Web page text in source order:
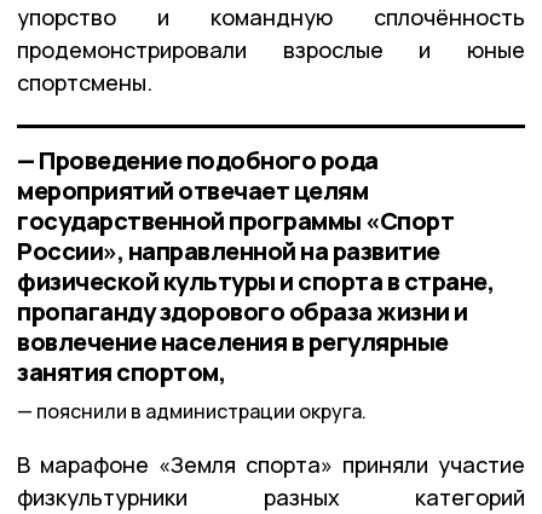
упорство и командную сплочённость
продемонстрировали взрослые и юные
спортсмены.
— Проведение подобного рода
мероприятий отвечает целям
государственной программы «Спорт
России», направленной на развитие
физической культуры и спорта в стране,
пропаганду здорового образа жизни и
вовлечение населения в регулярные
занятия спортом,
пояснили в администрации округа.
В марафоне «Земля спорта» приняли участие
физкультурники разных категорий